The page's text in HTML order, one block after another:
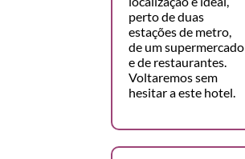
perto de duas
estações de metro,
de um supermercado
e de restaurantes.
Voltaremos sem
hesitar a este hotel.